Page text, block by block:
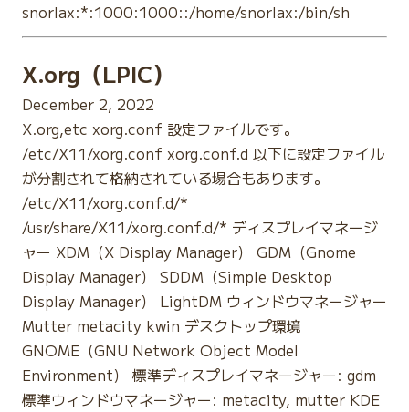
snorlax:*:1000:1000::/home/snorlax:/bin/sh
X.org（LPIC）
December 2, 2022
X.org,etc xorg.conf 設定ファイルです。
/etc/X11/xorg.conf xorg.conf.d 以下に設定ファイル
が分割されて格納されている場合もあります。
/etc/X11/xorg.conf.d/*
/usr/share/X11/xorg.conf.d/* ディスプレイマネージ
ャー XDM（X Display Manager） GDM（Gnome
Display Manager） SDDM（Simple Desktop
Display Manager） LightDM ウィンドウマネージャー
Mutter metacity kwin デスクトップ環境
GNOME（GNU Network Object Model
Environment） 標準ディスプレイマネージャー: gdm
標準ウィンドウマネージャー: metacity, mutter KDE